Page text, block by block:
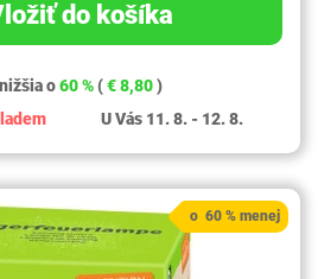
do košíka
o60 % (€ 8,80)
U Vás 11. 8. - 12. 8.
o 60 % menej